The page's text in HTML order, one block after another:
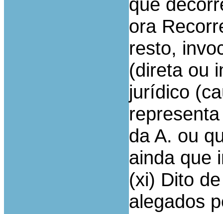
ora
resto,
(direta ou
jurídico
da A. ou
ainda que
(xi) Dito
alegados